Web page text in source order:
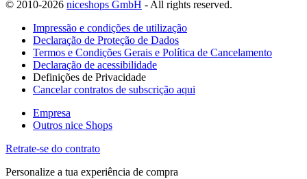
© 2010-2026 niceshops GmbH - All rights reserved.
Impressão e condições de utilização
Declaração de Proteção de Dados
Termos e Condições Gerais e Política de Cancelamento
Declaração de acessibilidade
Definições de Privacidade
Cancelar contratos de subscrição aqui
Empresa
Outros nice Shops
Retrate-se do contrato
Personalize a tua experiência de compra